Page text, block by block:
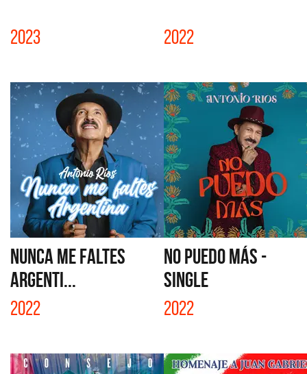
2023 2022
NUNCA ME FALTES
ARGENTI...
2022
NO PUEDO MÁS -
SINGLE
2022